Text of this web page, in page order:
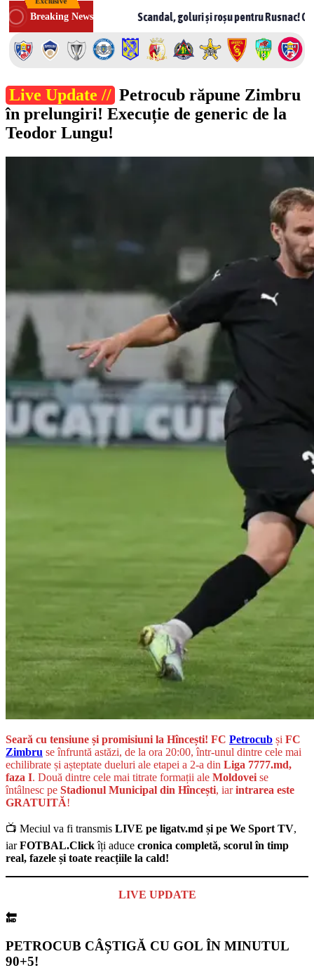
Skip
to
content
Breaking NewsScandal, goluri și roșu pentru Rusnac! CSF Bălți –
Live Update // Petrocub răpune Zimbru
în prelungiri! Execuție de generic de la
Teodor Lungu!
Seară cu tensiune și promisiuni la Hîncești! FC Petrocub și FC
Zimbru se înfruntă astăzi, de la ora 20:00, într-unul dintre cele mai
echilibrate și așteptate dueluri ale etapei a 2-a din Liga 7777.md,
faza I. Două dintre cele mai titrate formații ale Moldovei se
întâlnesc pe Stadionul Municipal din Hîncești, iarintrarea este
GRATUITĂ!
📺 Meciul va fi transmis LIVE pe ligatv.md și pe We Sport TV,
iarFOTBAL.Clickîți aduce cronica completă, scorul în timp
real, fazele și toate reacțiile la cald!
LIVE UPDATE
🔚
PETROCUB CÂȘTIGĂ CU GOL ÎN MINUTUL
90+5!